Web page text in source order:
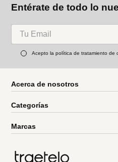
Entérate de todo lo
Acepto la política de tratamiento de
Acerca de nosotros
Categorías
Marcas